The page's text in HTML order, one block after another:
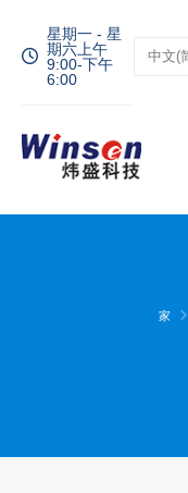
星期一 - 星
期六上午
9:00-下午
6:00
家